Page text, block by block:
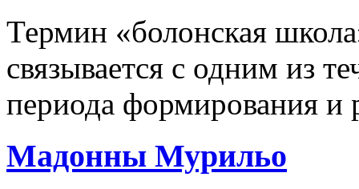
Термин «болонская
связывается с одним из
периода формирования и
Мадонны Мурильо